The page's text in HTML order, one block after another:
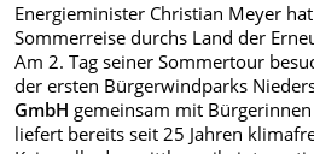
Energieminister Christian Meyer
Sommerreise durchs Land der
Am 2. Tag seiner Sommertour
der ersten Bürgerwindparks
GmbH gemeinsam mit
liefert bereits seit 25 Jahren